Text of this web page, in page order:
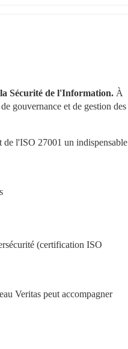
Sécurité de l'Information. À
gouvernance et de gestion des
de l'ISO 27001 un indispensable
(certification ISO
Veritas peut accompagner